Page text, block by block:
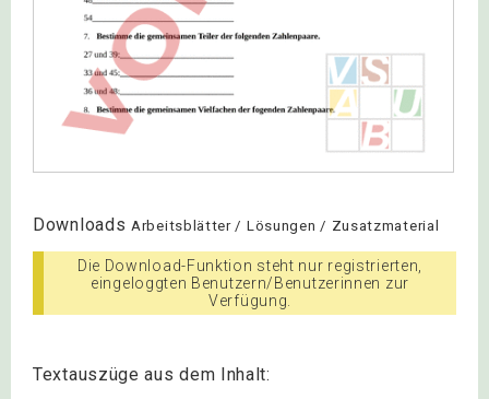
Downloads Arbeitsblätter / Lösungen / Zusatzmaterial
Die Download-Funktion steht nur registrierten,
eingeloggten Benutzern/Benutzerinnen zur
Verfügung.
Textauszüge aus dem Inhalt: